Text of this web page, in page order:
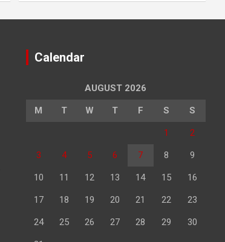
Calendar
AUGUST 2026
M T W T F S S
1 2
3 4 5 6 7 8 9
10 11 12 13 14 15 16
17 18 19 20 21 22 23
24 25 26 27 28 29 30